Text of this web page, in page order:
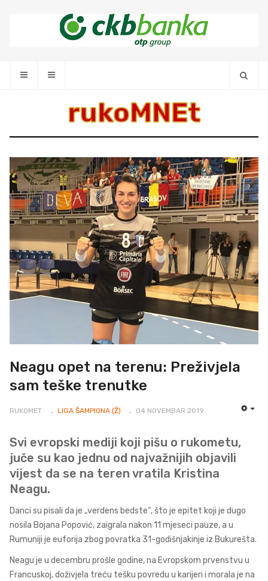
rukoMNEt
Neagu opet na terenu: Preživjela
sam teške trenutke
RUKOMET LIGA ŠAMPIONA (Ž) 04 NOVEMBAR 2019
Svi evropski mediji koji pišu o rukometu,
juče su kao jednu od najvažnijih objavili
vijest da se na teren vratila Kristina
Neagu.
Danci su pisali da je „verdens bedste“, što je epitet koji je dugo
nosila Bojana Popović, zaigrala nakon 11 mjeseci pauze, a u
Rumuniji je euforija zbog povratka 31-godišnjakinje iz Bukurešta.
Neagu je u decembru prošle godine, na Evropskom prvenstvu u
Francuskoj, doživjela treću tešku povredu u karijeri i morala je na